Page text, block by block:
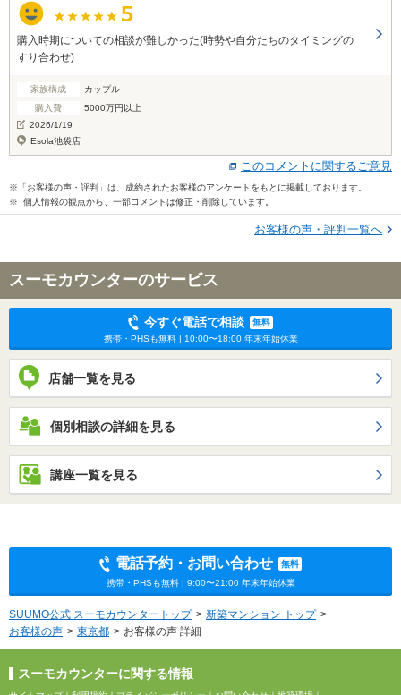
購入時期についての相談が難しかった(時勢や自分たちのタイミングの
すり合わせ)
家族構成
カップル
購入費
5000万円以上
2026/1/19
Esola池袋店
このコメントに関するご意見
※「お客様の声・評判」は、成約されたお客様のアンケートをもとに掲載しております。
※ 個人情報の観点から、一部コメントは修正・削除しています。
お客様の声・評判一覧へ
スーモカウンターのサービス
今すぐ電話で相談
無料
携帯・PHSも無料 | 10:00〜18:00 年末年始休業
店舗一覧を見る
個別相談の詳細を見る
講座一覧を見る
電話予約・お問い合わせ
無料
携帯・PHSも無料 | 9:00〜21:00 年末年始休業
SUUMO公式 スーモカウンタートップ
新築マンション トップ
お客様の声
東京都 お客様の声 詳細
スーモカウンターに関する情報